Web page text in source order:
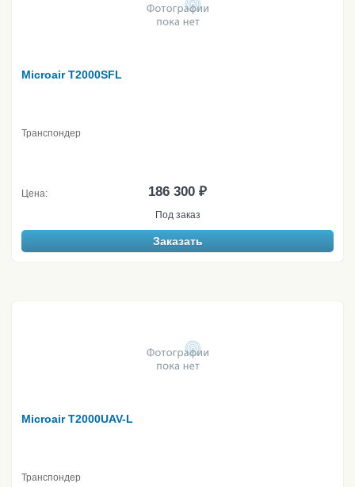
Microair T2000SFL
Транспондер
Цена: 186 300 ₽
Под заказ
Заказать
Microair T2000UAV-L
Транспондер